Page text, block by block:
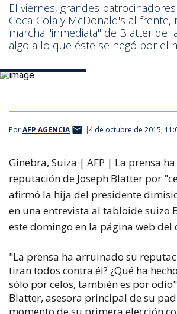
El viernes, grandes
Coca-Cola y McDonald's al frente,
marcha "inmediata" de Blatter de
algo a lo que éste se negó por el
PorAFP AGENCIA 4 de octubre de 2015,
Ginebra, Suiza | AFP | La prensa
reputación de Joseph Blatter por
afirmó la hija del presidente
en una entrevista al tabloide suizo
este domingo en la página web del
"La prensa ha arruinado su
tiran todos contra él? ¿Qué ha
sólo por celos, también es por
Blatter, asesora principal de su
momento de su primera elección